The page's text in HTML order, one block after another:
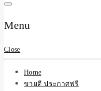
ขายดี ขาย
สินค้าและบ
Menu
Close
Home
ขายดี ประกาศฟรี